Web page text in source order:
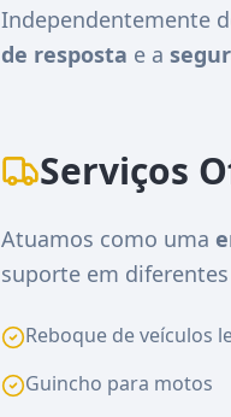
Independentemente
de resposta e a
Serviços
Atuamos como uma
suporte em
Reboque de veículos
Guincho para motos